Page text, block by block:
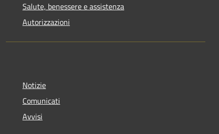
Salute, benessere e assistenza
Autorizzazioni
Notizie
Comunicati
Avvisi